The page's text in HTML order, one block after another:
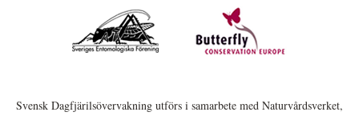
Svensk Dagfjärilsövervakning utförs i samarbete med Naturvårdsverket,